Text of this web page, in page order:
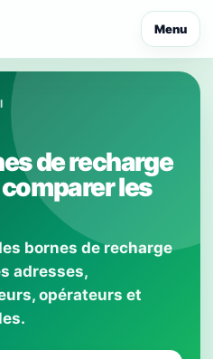
Menu
de recharge
les
bornes de recharge
adresses,
opérateurs et